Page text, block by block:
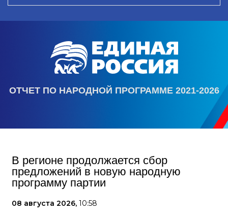
ОТЧЕТ ПО НАРОДНОЙ ПРОГРАММЕ 2021-2026
В регионе продолжается сбор
предложений в новую народную
программу партии
08 августа 2026, 10:58